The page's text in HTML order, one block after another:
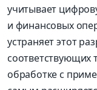
учитывает
и финансовых
устраняет этот
соответствующих
обработке с